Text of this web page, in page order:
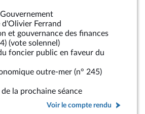
Ferrand
et gouvernance des finances
(vote solennel)
foncier public en faveur du
outre-mer (n° 245)
la prochaine séance
Voir le compte rendu